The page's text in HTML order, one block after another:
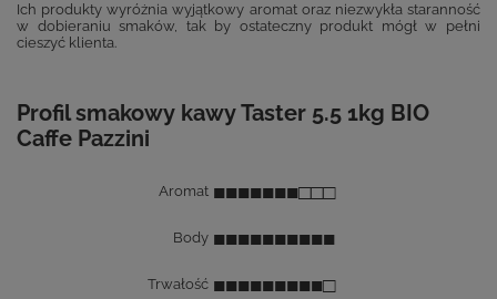
Ich produkty wyróżnia wyjątkowy aromat oraz niezwykła staranność
w dobieraniu smaków, tak by ostateczny produkt mógł w pełni
cieszyć klienta.
Profil smakowy kawy Taster 5.5 1kg BIO
Caffe Pazzini
Aromat ■■■■■■■□□□
Body ■■■■■■■■■■
Trwałość ■■■■■■■■■□